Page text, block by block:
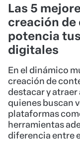
Las 5
creación de
potencia
digitales
En el dinámico
creación de
destacar y
quienes buscan
plataformas
herramientas
diferencia entre